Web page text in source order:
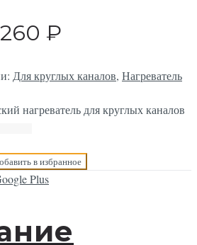
₽
Для круглых каналов, Нагреватель
нагреватель для круглых каналов
в избранное